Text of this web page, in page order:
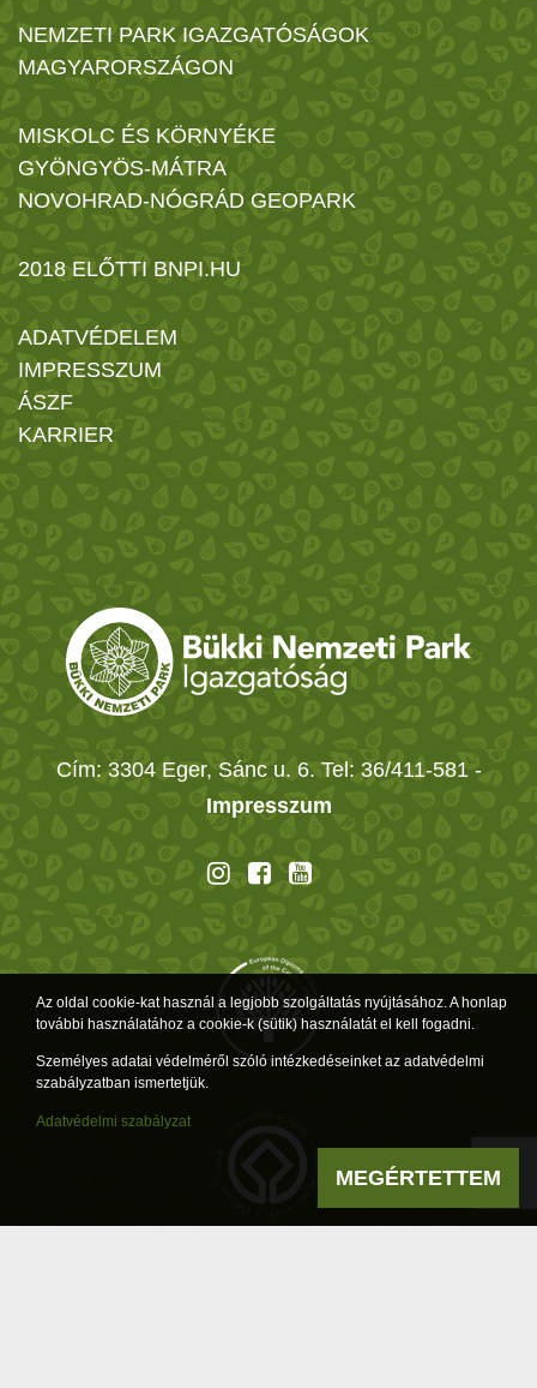
NEMZETI PARK IGAZGATÓSÁGOK
MAGYARORSZÁGON
MISKOLC ÉS KÖRNYÉKE
GYÖNGYÖS-MÁTRA
NOVOHRAD-NÓGRÁD GEOPARK
2018 ELŐTTI BNPI.HU
ADATVÉDELEM
IMPRESSZUM
ÁSZF
KARRIER
Cím: 3304 Eger, Sánc u. 6. Tel: 36/411-581 -
Impresszum
Az oldal cookie-kat használ a legjobb szolgáltatás nyújtásához. A honlap
további használatához a cookie-k (sütik) használatát el kell fogadni.
Személyes adatai védelméről szóló intézkedéseinket az adatvédelmi
szabályzatban ismertetjük.
Adatvédelmi szabályzat
MEGÉRTETTEM